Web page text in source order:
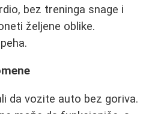
bez treninga snage i
željene oblike.
da vozite auto bez goriva.